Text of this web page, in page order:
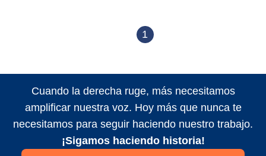
1
Cuando la derecha ruge, más necesitamos
amplificar nuestra voz. Hoy más que nunca te
necesitamos para seguir haciendo nuestro trabajo.
¡Sigamos haciendo historia!